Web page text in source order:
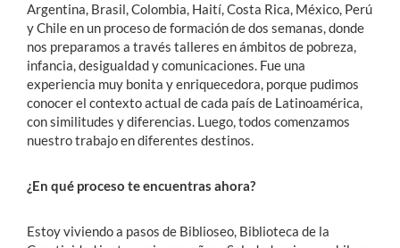
Argentina, Brasil, Colombia, Haití, Costa Rica, México, Perú
y Chile en un proceso de formación de dos semanas, donde
nos preparamos a través talleres en ámbitos de pobreza,
infancia, desigualdad y comunicaciones. Fue una
experiencia muy bonita y enriquecedora, porque pudimos
conocer el contexto actual de cada país de Latinoamérica,
con similitudes y diferencias. Luego, todos comenzamos
nuestro trabajo en diferentes destinos.
¿En qué proceso te encuentras ahora?
Estoy viviendo a pasos de Biblioseo, Biblioteca de la